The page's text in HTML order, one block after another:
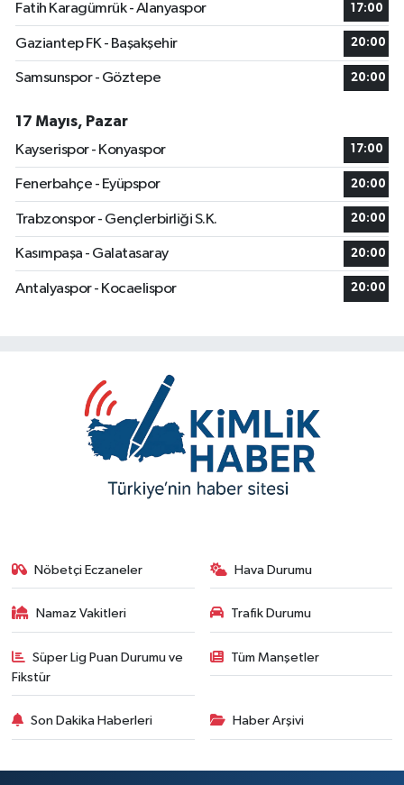
Fatih Karagümrük - Alanyaspor
17:00
Gaziantep FK - Başakşehir 20:00
Samsunspor - Göztepe 20:00
17 Mayıs, Pazar
Kayserispor - Konyaspor
17:00
Fenerbahçe - Eyüpspor 20:00
Trabzonspor - Gençlerbirliği S.K. 20:00
Kasımpaşa - Galatasaray 20:00
Antalyaspor - Kocaelispor 20:00
Nöbetçi Eczaneler Hava Durumu
Namaz Vakitleri Trafik Durumu
Süper Lig Puan Durumu ve
Fikstür
Tüm Manşetler
Son Dakika Haberleri Haber Arşivi